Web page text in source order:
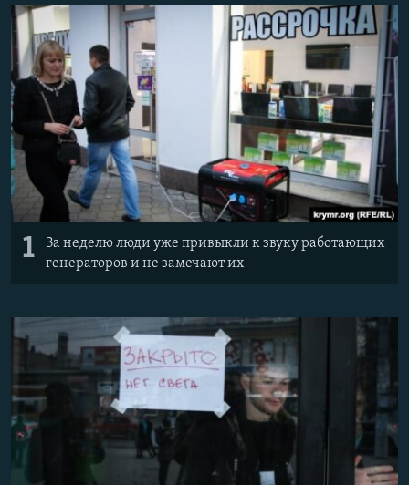
ПОБЕДИТЕЛЕЙ НЕ СУДЯТ?
КРЫМ.НЕПОКОРЕННЫЙ
ELIFBE
УКРАИНСКАЯ ПРОБЛЕМА КРЫМА
ПРИСОЕДИНЯЙТЕСЬ!
Все сайты RFE/RL
1
За неделю люди уже привыкли к звуку работающих
генераторов и не замечают их